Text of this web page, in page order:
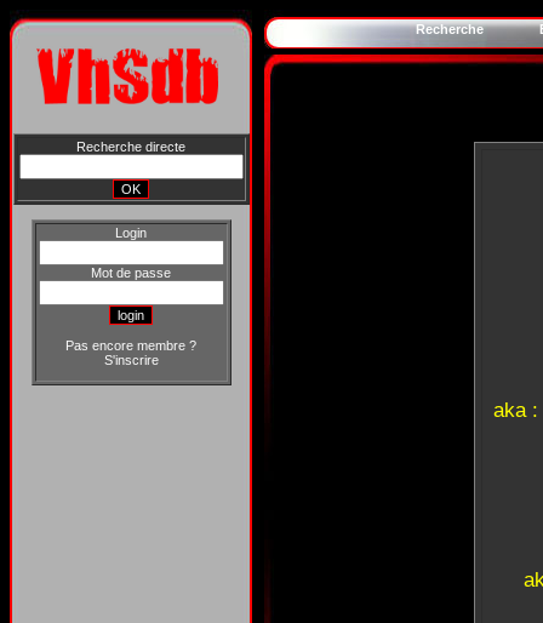
Recherche directe
Login
Mot de passe
Pas encore membre ?
S'inscrire
Recherche
aka :